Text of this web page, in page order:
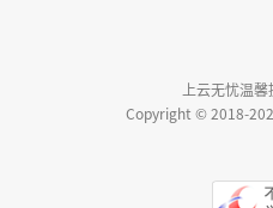
上云无忧温
Copyright © 2018-